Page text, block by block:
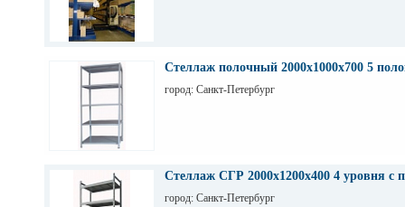
Стеллаж полочный 2000х1000х700 5
город: Санкт-Петербург
Стеллаж СГР 2000х1200х400 4 уровня с
город: Санкт-Петербург